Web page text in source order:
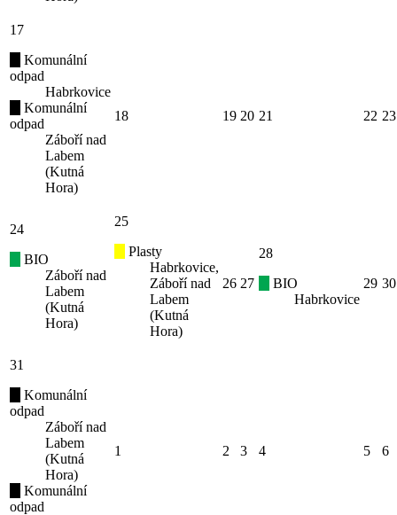
17
Komunální
odpad
Habrkovice
Komunální
odpad
Záboří nad
Labem
(Kutná
Hora)
18 19 20 21 22 23
24
BIO
Záboří nad
Labem
(Kutná
Hora)
25
Plasty
Habrkovice,
Záboří nad
Labem
(Kutná
Hora)
26 27
28
BIO
Habrkovice
29 30
31
Komunální
odpad
Záboří nad
Labem
(Kutná
Hora)
Komunální
odpad
1 2 3 4 5 6